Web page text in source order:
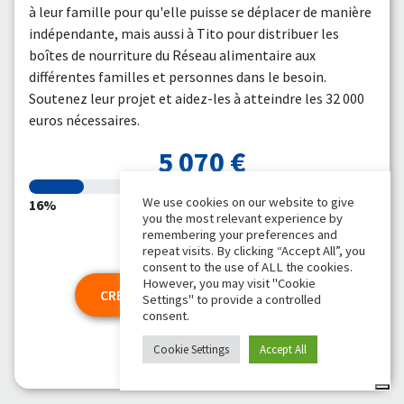
à leur famille pour qu'elle puisse se déplacer de manière
indépendante, mais aussi à Tito pour distribuer les
boîtes de nourriture du Réseau alimentaire aux
différentes familles et personnes dans le besoin.
Soutenez leur projet et aidez-les à atteindre les 32 000
euros nécessaires.
5 070 €
16%
32 000 €
51 Dons
2 Collecte de fonds
CRÉER UNE COLLECTE DE FONDS
DONNEZ
We use cookies on our website to give
you the most relevant experience by
remembering your preferences and
repeat visits. By clicking “Accept All”, you
consent to the use of ALL the cookies.
However, you may visit "Cookie
Settings" to provide a controlled
consent.
Cookie Settings Accept All